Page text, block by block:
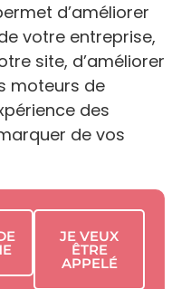
d’améliorer
votre entreprise,
site, d’améliorer
moteurs de
des
de vos
JE VEUX
ÊTRE
APPELÉ